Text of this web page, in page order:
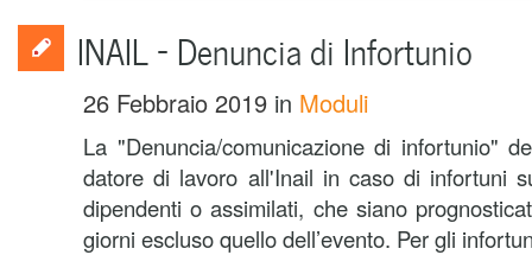
INAIL – Denuncia di Infortunio
26 Febbraio 2019 in Moduli
La "Denuncia/comunicazione di infortunio"
datore di lavoro all'Inail in caso di infortuni
dipendenti o assimilati, che siano
giorni escluso quello dell’evento. Per gli